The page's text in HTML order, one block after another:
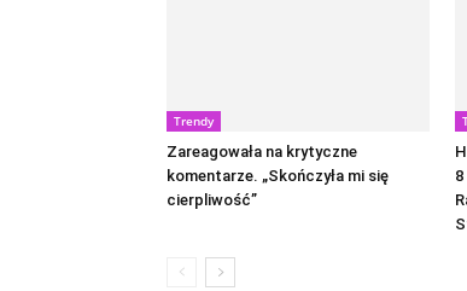
Trendy
Zareagowała na krytyczne
komentarze. „Skończyła mi się
cierpliwość”